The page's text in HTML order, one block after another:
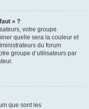
» ?
votre groupe
quelle sera la couleur et
du forum
groupe d’utilisateurs par
que sont les